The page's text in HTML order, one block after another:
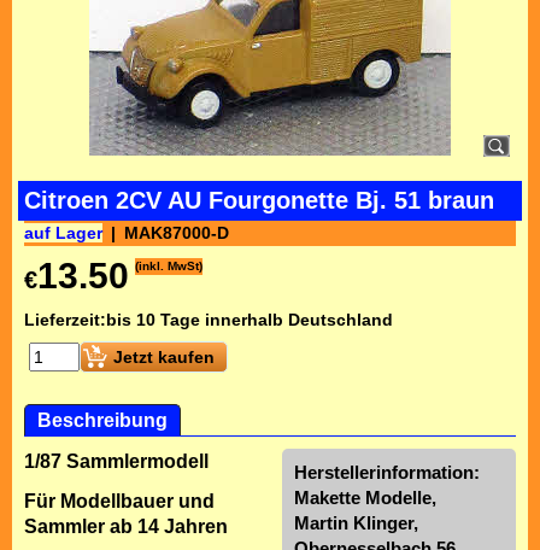
Citroen 2CV AU Fourgonette Bj. 51 braun
auf Lager MAK87000-D
€13.50 (inkl. MwSt)
Lieferzeit:bis 10 Tage innerhalb Deutschland
Jetzt kaufen
Beschreibung
Herstellerinformation:
Makette Modelle,
Martin Klinger,
1/87 Sammlermodell
Für Modellbauer und
Sammler ab 14 Jahren